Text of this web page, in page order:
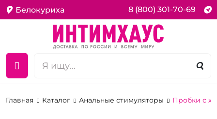
Белокуриха 8 (800) 301-70-69
Главная Каталог Анальные стимуляторы Пробки с